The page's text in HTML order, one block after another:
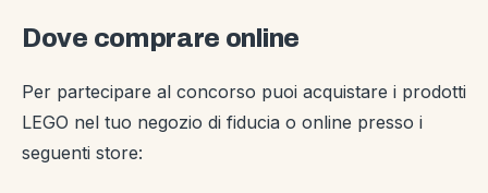
Dove comprare online
Per partecipare al concorso puoi acquistare i prodotti
LEGO nel tuo negozio di fiducia o online presso i
seguenti store: